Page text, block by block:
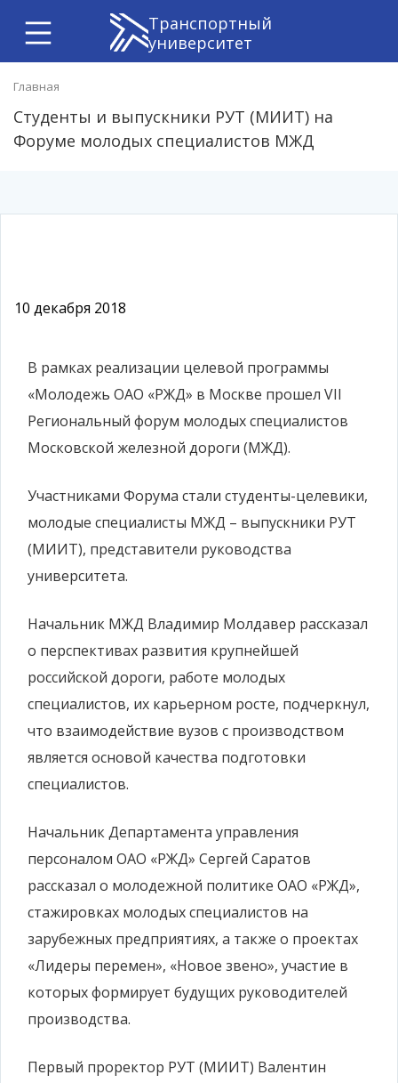
Транспортный
университет
Главная
Студенты и выпускники РУТ (МИИТ) на
Форуме молодых специалистов МЖД
10 декабря 2018
В рамках реализации целевой программы
«Молодежь ОАО «РЖД» в Москве прошел VII
Региональный форум молодых специалистов
Московской железной дороги (МЖД).
Участниками Форума стали студенты-целевики,
молодые специалисты МЖД – выпускники РУТ
(МИИТ), представители руководства
университета.
Начальник МЖД Владимир Молдавер рассказал
о перспективах развития крупнейшей
российской дороги, работе молодых
специалистов, их карьерном росте, подчеркнул,
что взаимодействие вузов с производством
является основой качества подготовки
специалистов.
Начальник Департамента управления
персоналом ОАО «РЖД» Сергей Саратов
рассказал о молодежной политике ОАО «РЖД»,
стажировках молодых специалистов на
зарубежных предприятиях, а также о проектах
«Лидеры перемен», «Новое звено», участие в
которых формирует будущих руководителей
производства.
Первый проректор РУТ (МИИТ) Валентин